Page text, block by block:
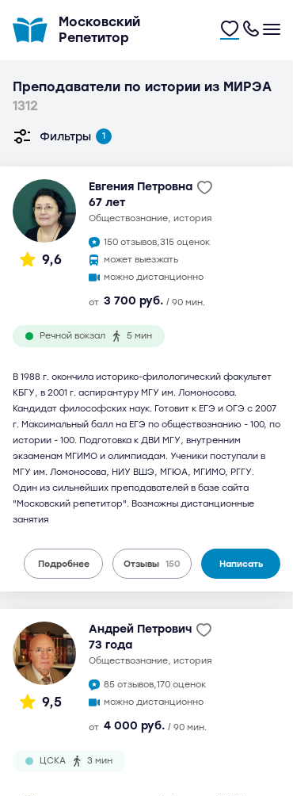
Московский
Репетитор
Преподаватели по истории из МИРЭА
1312
Фильтры 1
9,6
Евгения Петровна
67 лет
обществознание, история
150 отзывов,315 оценок
может выезжать
можно дистанционно
от 3 700 руб. / 90 мин.
Речной вокзал 5 мин
В 1988 г. окончила историко-филологический факультет
КБГУ, в 2001 г. аспирантуру МГУ им. Ломоносова.
Кандидат философских наук. Готовит к ЕГЭ и ОГЭ с 2007
г. Максимальный балл на ЕГЭ по обществознанию - 100, по
истории - 100. Подготовка к ДВИ МГУ, внутренним
экзаменам МГИМО и олимпиадам. Ученики поступали в
МГУ им. Ломоносова, НИУ ВШЭ, МГЮА, МГИМО, РГГУ.
Один из сильнейших преподавателей в базе сайта
"Московский репетитор". Возможны дистанционные
занятия
Подробнее Отзывы 150 Написать
9,5
Андрей Петрович
73 года
обществознание, история
85 отзывов,170 оценок
можно дистанционно
от 4 000 руб. / 90 мин.
ЦСКА 3 мин